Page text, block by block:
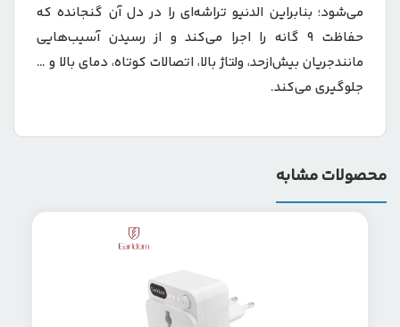
می‌شود؛ بنابراین الدنیو تراشه‌ای را در دل آن گنجانده که
حفاظت 9 گانه را اجرا می‌کند و از رسیدن آسیب‌هایی
مانندجریان بیش‌ازحد، ولتاژ بالا، اتصالات کوتاه، دمای بالا و …
جلوگیری می‌کند.
محصولات مشابه